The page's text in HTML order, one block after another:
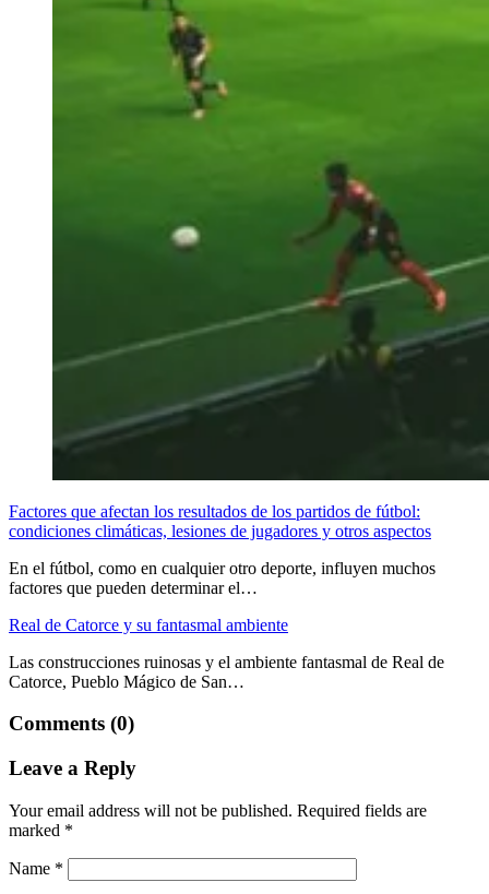
Factores que afectan los resultados de los partidos de fútbol:
condiciones climáticas, lesiones de jugadores y otros aspectos
En el fútbol, como en cualquier otro deporte, influyen muchos
factores que pueden determinar el…
Real de Catorce y su fantasmal ambiente
Las construcciones ruinosas y el ambiente fantasmal de Real de
Catorce, Pueblo Mágico de San…
Comments (0)
Leave a Reply
Your email address will not be published. Required fields are
marked *
Name *